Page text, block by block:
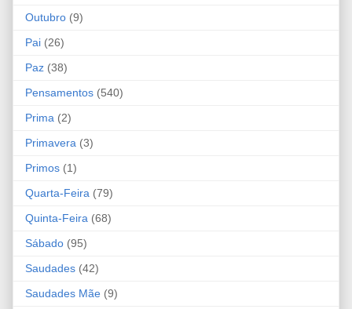
Outubro (9)
Pai (26)
Paz (38)
Pensamentos (540)
Prima (2)
Primavera (3)
Primos (1)
Quarta-Feira (79)
Quinta-Feira (68)
Sábado (95)
Saudades (42)
Saudades Mãe (9)